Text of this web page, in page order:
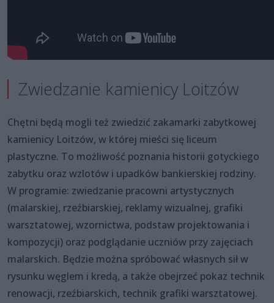
Zwiedzanie kamienicy Loitzów
Chętni będą mogli też zwiedzić zakamarki zabytkowej
kamienicy Loitzów, w której mieści się liceum
plastyczne. To możliwość poznania historii gotyckiego
zabytku oraz wzlotów i upadków bankierskiej rodziny.
W programie: zwiedzanie pracowni artystycznych
(malarskiej, rzeźbiarskiej, reklamy wizualnej, grafiki
warsztatowej, wzornictwa, podstaw projektowania i
kompozycji) oraz podglądanie uczniów przy zajęciach
malarskich. Będzie można spróbować własnych sił w
rysunku węglem i kredą, a także obejrzeć pokaz technik
renowacji, rzeźbiarskich, technik grafiki warsztatowej.